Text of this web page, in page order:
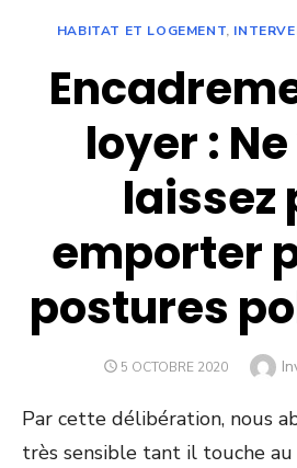
HABITAT ET LOGEMENT,
loyer :
laissez
emporter
postures
POSTED
5 OCTOBRE 2020
Par cette délibération, nous
très sensible tant il touche